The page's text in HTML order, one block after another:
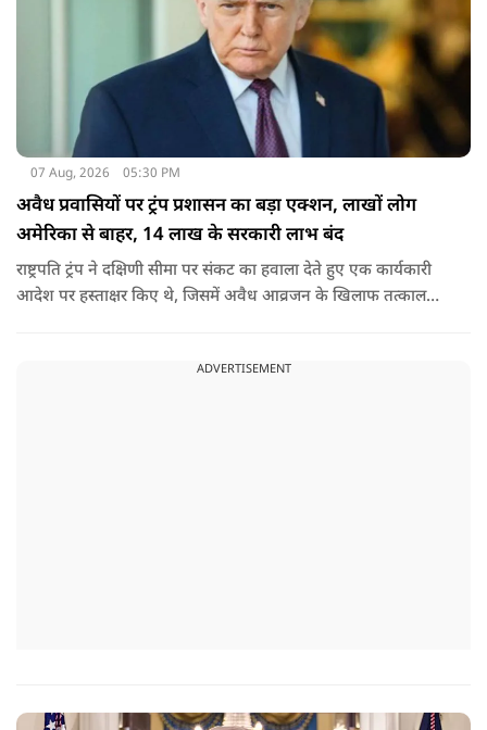
07 Aug, 2026 05:30 PM
अवैध प्रवासियों पर ट्रंप प्रशासन का बड़ा एक्शन, लाखों लोग
अमेरिका से बाहर, 14 लाख के सरकारी लाभ बंद
राष्ट्रपति ट्रंप ने दक्षिणी सीमा पर संकट का हवाला देते हुए एक कार्यकारी
आदेश पर हस्ताक्षर किए थे, जिसमें अवैध आव्रजन के खिलाफ तत्काल
ADVERTISEMENT